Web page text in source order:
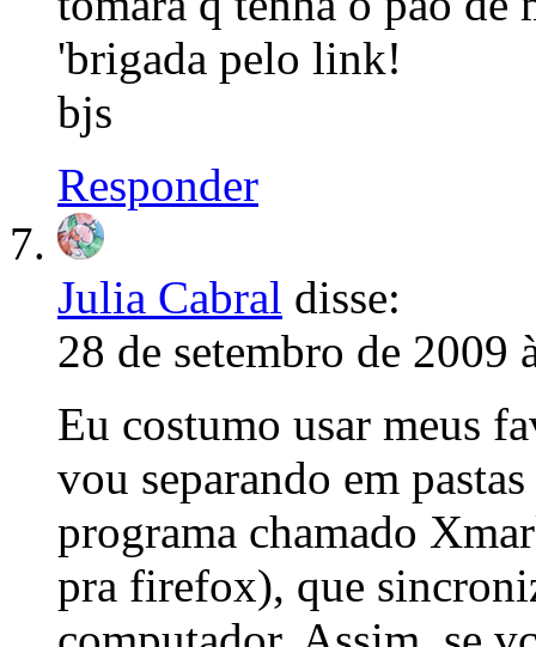
'brigada pelo link!
bjs
Responder
Julia Cabral disse:
28 de setembro de 2009
Eu costumo usar meus
vou separando em
programa chamado
pra firefox), que